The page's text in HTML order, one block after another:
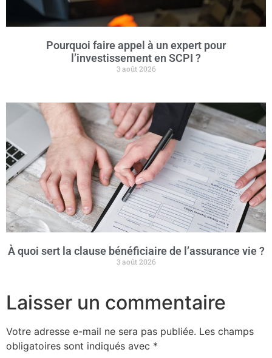
Pourquoi faire appel à un expert pour
l’investissement en SCPI ?
3 août 2026
À quoi sert la clause bénéficiaire de l’assurance vie ?
3 août 2026
Laisser un commentaire
Votre adresse e-mail ne sera pas publiée. Les champs
obligatoires sont indiqués avec *